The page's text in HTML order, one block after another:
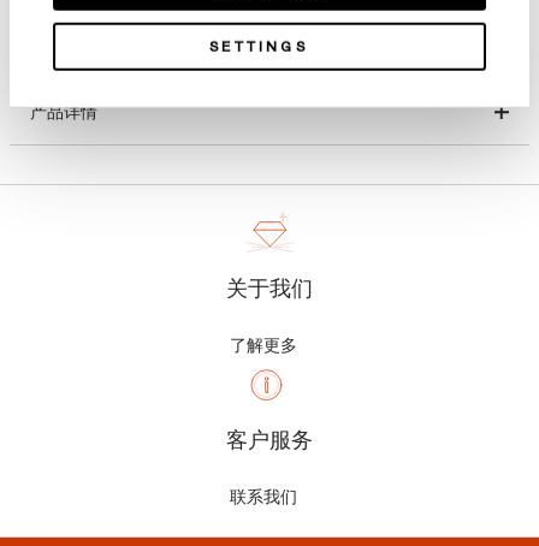
SETTINGS
产品详情
关于我们
了解更多
客户服务
联系我们